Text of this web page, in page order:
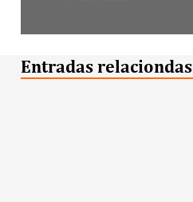
Entradas relaciondas